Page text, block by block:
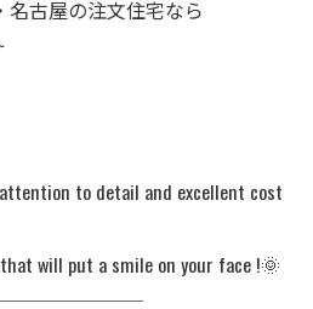
古屋の注文住宅なら
to detail and excellent cost
will put a smile on your face !🌞